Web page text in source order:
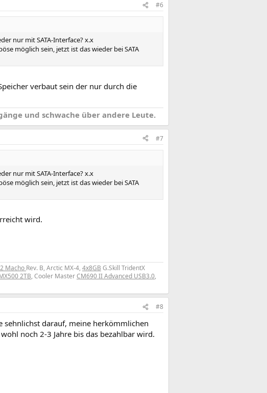
#6
nur mit SATA-Interface? x.x
möglich sein, jetzt ist das wieder bei SATA
verbaut sein der nur durch die
und schwache über andere Leute.
#7
nur mit SATA-Interface? x.x
möglich sein, jetzt ist das wieder bei SATA
wird.
Macho Rev. B, Arctic MX-4, 4x8GB G.Skill TridentX
2TB, Cooler MasterCM690 II Advanced USB3.0,
#8
sehnlichst darauf, meine herkömmlichen
noch 2-3 Jahre bis das bezahlbar wird.